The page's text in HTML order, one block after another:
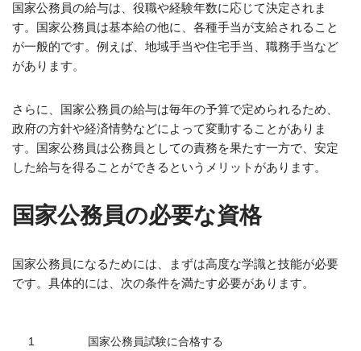
国家公務員の給与は、役職や経験年数に応じて決定されま
す。国家公務員は基本給の他に、各種手当が支給されること
が一般的です。例えば、地域手当や住宅手当、職務手当など
があります。
さらに、国家公務員の給与は毎年の予算で定められるため、
政府の方針や経済情勢などによって変動することがありま
す。国家公務員は公務員としての責務を果たす一方で、安定
した給与を得ることができるというメリットがあります。
国家公務員の必要な資格
国家公務員になるためには、まずは高度な学識と技能が必要
です。具体的には、次の条件を満たす必要があります。
1 国家公務員試験に合格する